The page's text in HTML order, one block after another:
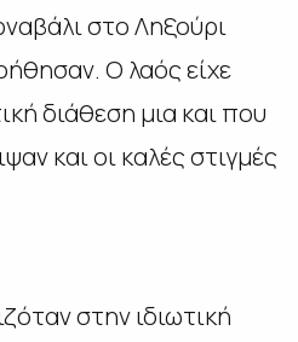
στο Ληξούρι
Ο λαός είχε
διάθεση μια και που
και οι καλές στιγμές
στην ιδιωτική